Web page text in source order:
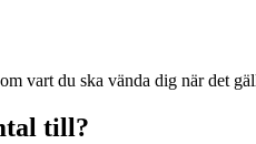
vart du ska vända dig när det
till?